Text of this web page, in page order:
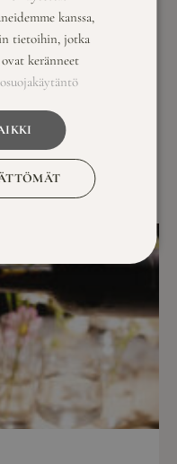
kanssa,
tietoihin, jotka
keränneet